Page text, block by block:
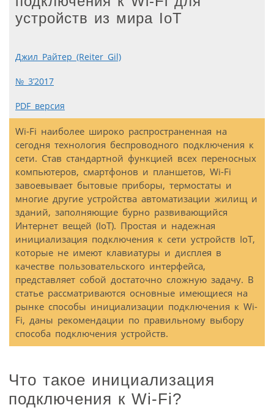
устройств из мира IoT
Джил Райтер (Reiter Gil)
№ 3’2017
PDF версия
Wi-Fi наиболее широко распространенная на
сегодня технология беспроводного подключения к
сети. Став стандартной функцией всех переносных
компьютеров, смартфонов и планшетов, Wi-Fi
завоевывает бытовые приборы, термостаты и
многие другие устройства автоматизации жилищ и
зданий, заполняющие бурно развивающийся
Интернет вещей (IoT). Простая и надежная
инициализация подключения к сети устройств IoT,
которые не имеют клавиатуры и дисплея в
качестве пользовательского интерфейса,
представляет собой достаточно сложную задачу. В
статье рассматриваются основные имеющиеся на
рынке способы инициализации подключения к Wi-
Fi, даны рекомендации по правильному выбору
способа подключения устройств.
Что такое инициализация
подключения к Wi-Fi?